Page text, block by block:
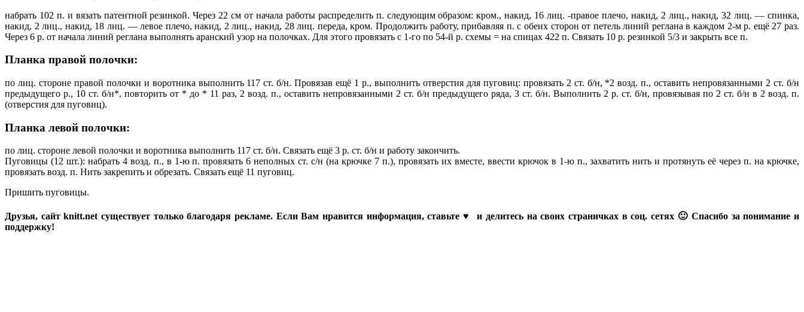
набрать 102 п. и вязать патентной резинкой. Через 22 см от начала работы распределить п. следующим образом: кром., накид, 16 лиц. -правое плечо, накид, 2 лиц., накид, 32 лиц. — спинка,
накид, 2 лиц., накид, 18 лиц. — левое плечо, накид, 2 лиц., накид, 28 лиц. переда, кром. Продолжить работу, прибавляя п. с обеих сторон от петель линий реглана в каждом 2-м р. ещё 27 раз.
Через 6 р. от начала линий реглана выполнять аранский узор на полочках. Для этого провязать с 1-го по 54-й р. схемы = на спицах 422 п. Связать 10 р. резинкой 5/3 и закрыть все п.
Планка правой полочки:
по лиц. стороне правой полочки и воротника выполнить 117 ст. б/н. Провязав ещё 1 р., выполнить отверстия для пуговиц: провязать 2 ст. б/н, *2 возд. п., оставить непровязанными 2 ст. б/н
предыдущего р., 10 ст. б/н*, повторить от * до * 11 раз, 2 возд. п., оставить непровязанными 2 ст. б/н предыдущего ряда, 3 ст. б/н. Выполнить 2 р. ст. б/н, провязывая по 2 ст. б/н в 2 возд. п.
(отверстия для пуговиц).
Планка левой полочки:
по лиц. стороне левой полочки и воротника выполнить 117 ст. б/н. Связать ещё 3 р. ст. б/н и работу закончить.
Пуговицы (12 шт.): набрать 4 возд. п., в 1-ю п. провязать 6 неполных ст. с/н (на крючке 7 п.), провязать их вместе, ввести крючок в 1-ю п., захватить нить и протянуть её через п. на крючке,
провязать возд. п. Нить закрепить и обрезать. Связать ещё 11 пуговиц.
Пришить пуговицы.
Друзья, сайт knitt.net существует только благодаря рекламе. Если Вам нравится информация, ставьте ♥ и делитесь на своих страничках в соц. сетях 🙂 Спасибо за понимание и
поддержку!